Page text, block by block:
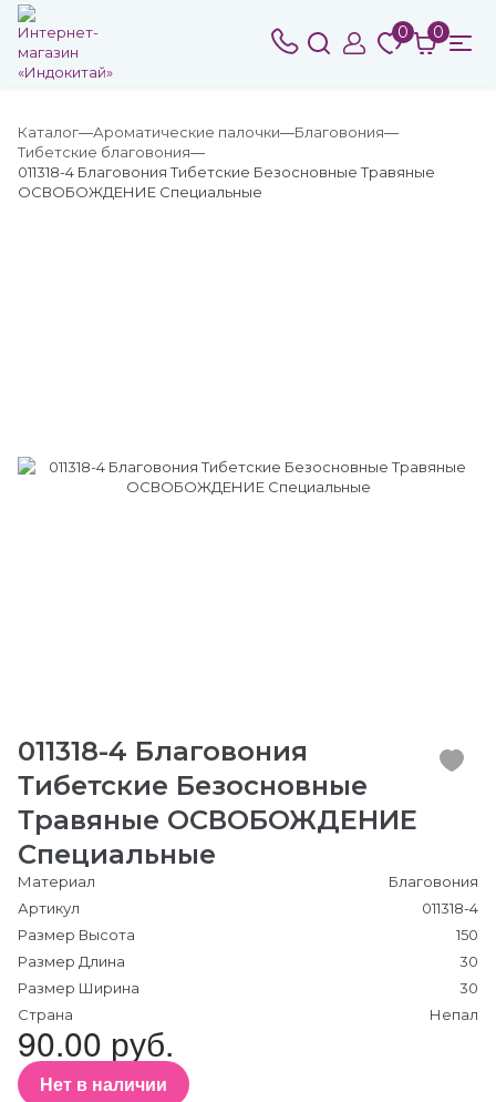
0 0
Каталог Ароматические палочки
Благовония
Тибетские благовония
011318-4 Благовония Тибетские Безосновные Травяные
ОСВОБОЖДЕНИЕ Специальные
011318-4 Благовония
Тибетские Безосновные
Травяные ОСВОБОЖДЕНИЕ
Специальные
Материал
Благовония
Артикул
011318-4
Размер Высота
150
Размер Длина
30
Размер Ширина
30
Страна
Непал
90.00 руб.
Нет в наличии